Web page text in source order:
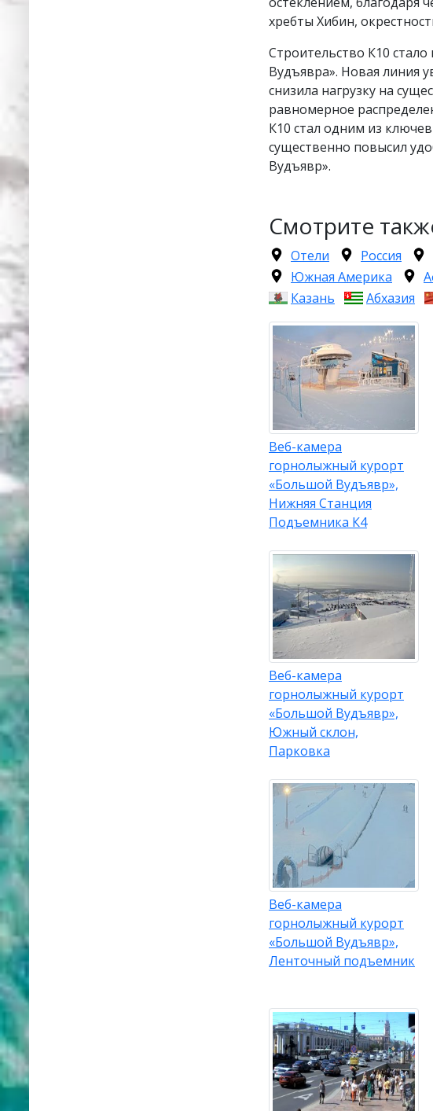
хребты Хибин,
Строительство К10
Вудъявра». Новая линия
снизила нагрузку на
равномерное
К10 стал одним из
существенно повысил
Вудъявр».
Смотрите
Отели Россия
Южная Америка
Казань
Абхазия
Веб-камера
горнолыжный курорт
«Большой Вудъявр»,
Нижняя Станция
Подъемника К4
Веб-камера
горнолыжный курорт
«Большой Вудъявр»,
Южный склон,
Парковка
Веб-камера
горнолыжный курорт
«Большой Вудъявр»,
Ленточный подъемник